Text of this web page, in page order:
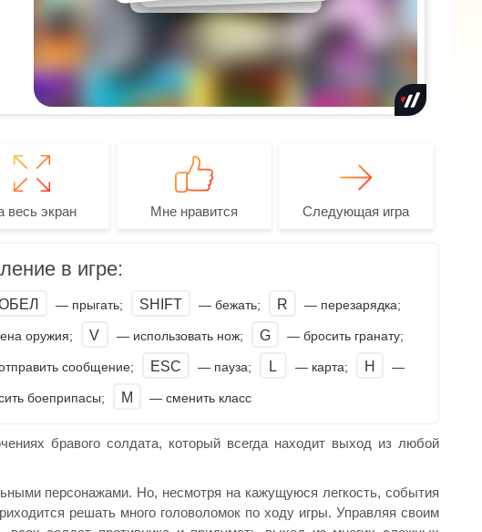
весь экран Мне нравится Следующая игра
в игре:
— прыгать; SHIFT — бежать; R — перезарядка;
оружия; V — использовать нож; G — бросить гранату;
сообщение; ESC — пауза; L — карта; H —
боеприпасы; M — сменить класс
бравого солдата, который всегда находит выход из любой
персонажами. Но, несмотря на кажущуюся легкость, события
решать много головоломок по ходу игры. Управляя своим